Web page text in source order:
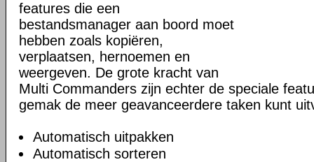
features die een
bestandsmanager aan boord moet
hebben zoals kopiëren,
verplaatsen, hernoemen en
weergeven. De grote kracht van
Multi Commanders zijn echter de speciale
gemak de meer geavanceerdere taken kunt
Automatisch uitpakken
Automatisch sorteren